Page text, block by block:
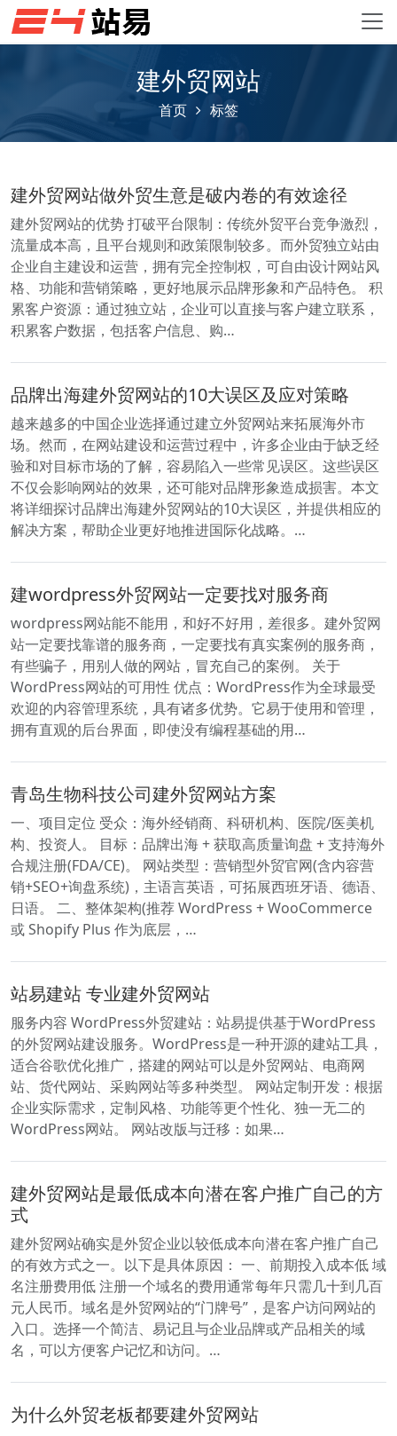
建外贸网站
首页 标签
建外贸网站做外贸生意是破内卷的有效途径
建外贸网站的优势 打破平台限制：传统外贸平台竞争激烈，
流量成本高，且平台规则和政策限制较多。而外贸独立站由
企业自主建设和运营，拥有完全控制权，可自由设计网站风
格、功能和营销策略，更好地展示品牌形象和产品特色。 积
累客户资源：通过独立站，企业可以直接与客户建立联系，
积累客户数据，包括客户信息、购…
品牌出海建外贸网站的10大误区及应对策略
越来越多的中国企业选择通过建立外贸网站来拓展海外市
场。然而，在网站建设和运营过程中，许多企业由于缺乏经
验和对目标市场的了解，容易陷入一些常见误区。这些误区
不仅会影响网站的效果，还可能对品牌形象造成损害。本文
将详细探讨品牌出海建外贸网站的10大误区，并提供相应的
解决方案，帮助企业更好地推进国际化战略。…
建wordpress外贸网站一定要找对服务商
wordpress网站能不能用，和好不好用，差很多。建外贸网
站一定要找靠谱的服务商，一定要找有真实案例的服务商，
有些骗子，用别人做的网站，冒充自己的案例。 关于
WordPress网站的可用性 优点：WordPress作为全球最受
欢迎的内容管理系统，具有诸多优势。它易于使用和管理，
拥有直观的后台界面，即使没有编程基础的用…
青岛生物科技公司建外贸网站方案
一、项目定位 受众：海外经销商、科研机构、医院/医美机
构、投资人。 目标：品牌出海 + 获取高质量询盘 + 支持海外
合规注册(FDA/CE)。 网站类型：营销型外贸官网(含内容营
销+SEO+询盘系统)，主语言英语，可拓展西班牙语、德语、
日语。 二、整体架构(推荐 WordPress + WooCommerce
或 Shopify Plus 作为底层，…
站易建站 专业建外贸网站
服务内容 WordPress外贸建站：站易提供基于WordPress
的外贸网站建设服务。WordPress是一种开源的建站工具，
适合谷歌优化推广，搭建的网站可以是外贸网站、电商网
站、货代网站、采购网站等多种类型。 网站定制开发：根据
企业实际需求，定制风格、功能等更个性化、独一无二的
WordPress网站。 网站改版与迁移：如果…
建外贸网站是最低成本向潜在客户推广自己的方
式
建外贸网站确实是外贸企业以较低成本向潜在客户推广自己
的有效方式之一。以下是具体原因： 一、前期投入成本低 域
名注册费用低 注册一个域名的费用通常每年只需几十到几百
元人民币。域名是外贸网站的“门牌号”，是客户访问网站的
入口。选择一个简洁、易记且与企业品牌或产品相关的域
名，可以方便客户记忆和访问。…
为什么外贸老板都要建外贸网站